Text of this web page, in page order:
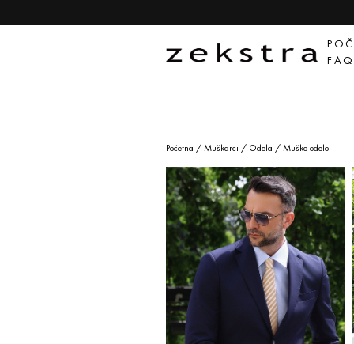
Početna /Muškarci / Odela / Muško odelo